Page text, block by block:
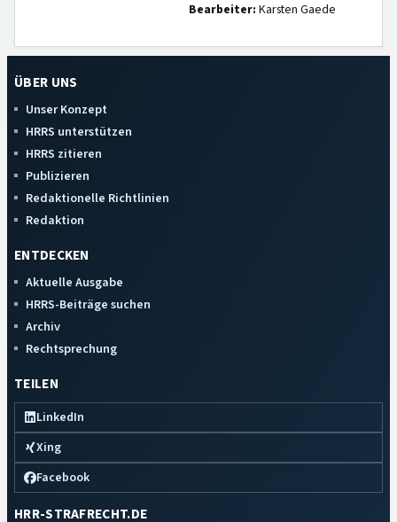
Bearbeiter: Karsten Gaede
ÜBER UNS
Unser Konzept
HRRS unterstützen
HRRS zitieren
Publizieren
Redaktionelle Richtlinien
Redaktion
ENTDECKEN
Aktuelle Ausgabe
HRRS-Beiträge suchen
Archiv
Rechtsprechung
TEILEN
LinkedIn
Xing
Facebook
HRR-STRAFRECHT.DE